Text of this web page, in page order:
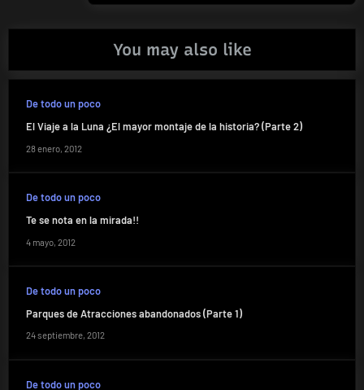
You may also like
De todo un poco
El Viaje a la Luna ¿El mayor montaje de la historia? (Parte 2)
28 enero, 2012
De todo un poco
Te se nota en la mirada!!
4 mayo, 2012
De todo un poco
Parques de Atracciones abandonados (Parte 1)
24 septiembre, 2012
De todo un poco